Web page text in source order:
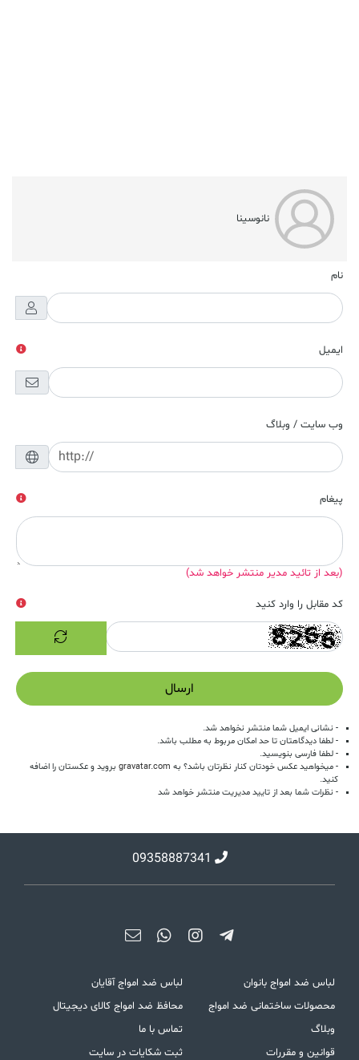
نانوسینا
نام
ایمیل
وب سایت / وبلاگ
پیغام
(بعد از تائید مدیر منتشر خواهد شد)
کد مقابل را وارد کنید
ارسال
- نشانی ایمیل شما منتشر نخواهد شد.
- لطفا دیدگاهتان تا حد امکان مربوط به مطلب باشد.
- لطفا فارسی بنویسید.
- میخواهید عکس خودتان کنار نظرتان باشد؟ به gravatar.com بروید و عکستان را اضافه
کنید.
- نظرات شما بعد از تایید مدیریت منتشر خواهد شد
09358887341
لباس ضد امواج بانوان
لباس ضد امواج آقایان
محصولات ساختمانی ضد امواج
محافظ ضد امواج کالای دیجیتال
وبلاگ
تماس با ما
قوانین و مقررات
ثبت شکایات در سایت